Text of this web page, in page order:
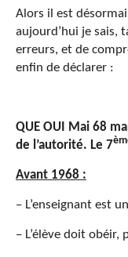
Alors il est
aujourd’hui je sais,
erreurs, et de
enfin de déclarer :
QUE OUI Mai 68
de l’autorité. Le 7
Avant 1968 :
– L’enseignant est
– L’élève doit obéir,